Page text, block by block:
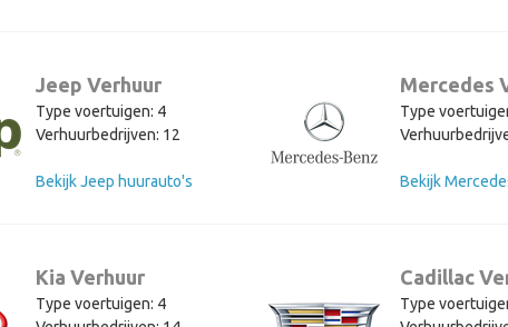
Jeep Verhuur
Type voertuigen: 4
Verhuurbedrijven: 12
Bekijk Jeep huurauto's
Mercedes
Type
Bekijk
Kia Verhuur
Type voertuigen: 4
Cadillac
Type